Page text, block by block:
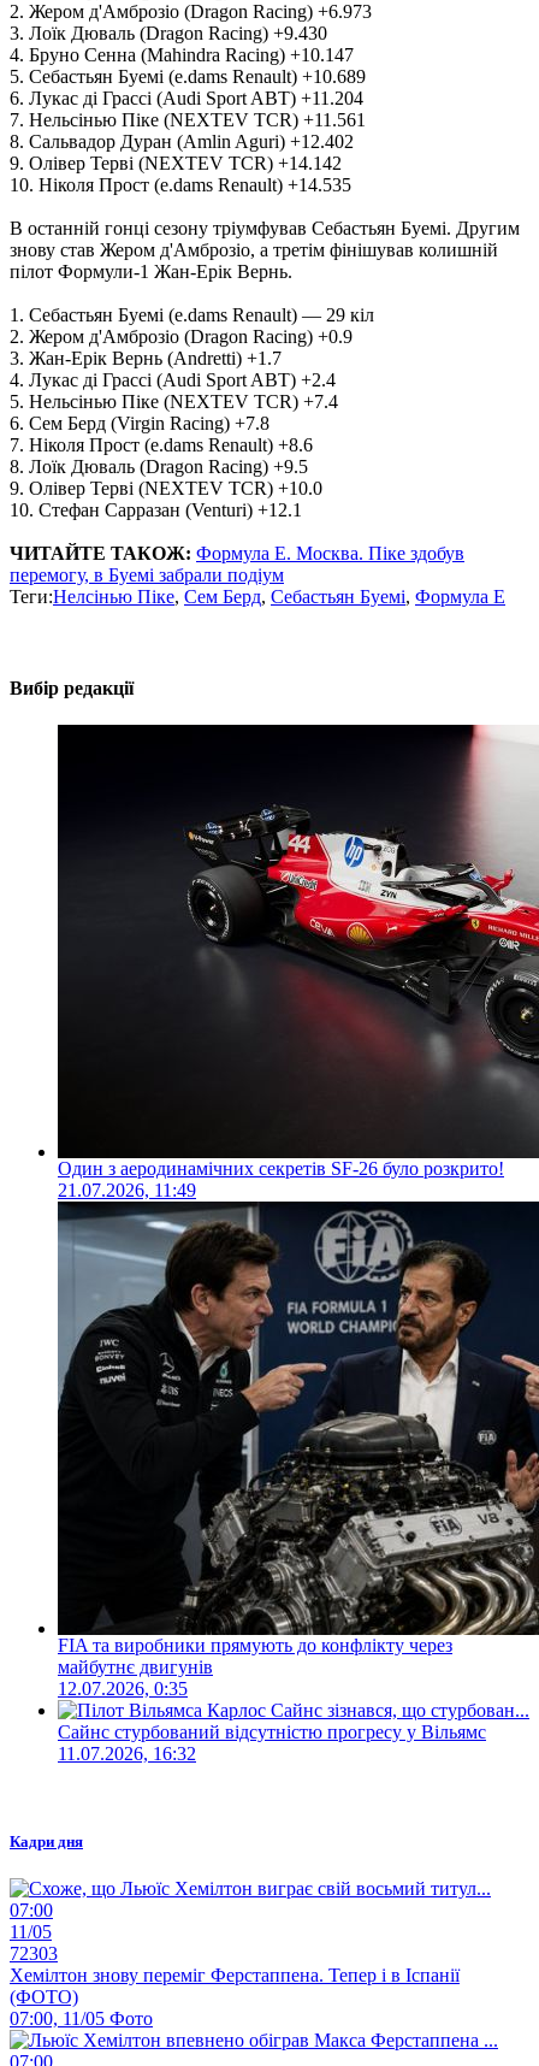
2. Жером д'Амброзіо (Dragon Racing) +6.973
3. Лоїк Дюваль (Dragon Racing) +9.430
4. Бруно Сенна (Mahindra Racing) +10.147
5. Себастьян Буемі (e.dams Renault) +10.689
6. Лукас ді Грассі (Audi Sport ABT) +11.204
7. Нельсінью Піке (NEXTEV TCR) +11.561
8. Сальвадор Дуран (Amlin Aguri) +12.402
9. Олівер Терві (NEXTEV TCR) +14.142
10. Ніколя Прост (e.dams Renault) +14.535
В останній гонці сезону тріумфував Себастьян Буемі. Другим
знову став Жером д'Амброзіо, а третім фінішував колишній
пілот Формули-1 Жан-Ерік Вернь.
1. Себастьян Буемі (e.dams Renault) — 29 кіл
2. Жером д'Амброзіо (Dragon Racing) +0.9
3. Жан-Ерік Вернь (Andretti) +1.7
4. Лукас ді Грассі (Audi Sport ABT) +2.4
5. Нельсінью Піке (NEXTEV TCR) +7.4
6. Сем Берд (Virgin Racing) +7.8
7. Ніколя Прост (e.dams Renault) +8.6
8. Лоїк Дюваль (Dragon Racing) +9.5
9. Олівер Терві (NEXTEV TCR) +10.0
10. Стефан Сарразан (Venturi) +12.1
ЧИТАЙТЕ ТАКОЖ: Формула Е. Москва. Піке здобув
перемогу, в Буемі забрали подіум
Теги:Нелсінью Піке, Сем Берд, Себастьян Буемі, Формула E
Вибір редакції
Один з аеродинамічних секретів SF-26 було розкрито!
21.07.2026, 11:49
FIA та виробники прямують до конфлікту через
майбутнє двигунів
12.07.2026, 0:35
Сайнс стурбований відсутністю прогресу у Вільямс
11.07.2026, 16:32
Кадри дня
07:00
11/05
72303
Хемілтон знову переміг Ферстаппена. Тепер і в Іспанії
(ФОТО)
07:00, 11/05 Фото